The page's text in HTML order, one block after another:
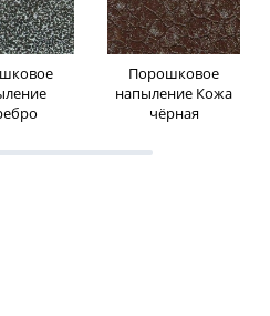
Порошковое
напыление Кожа
чёрная